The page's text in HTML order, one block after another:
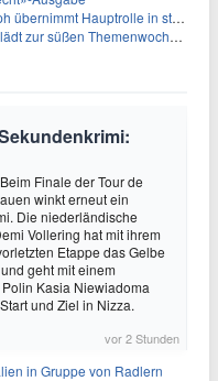
in starbesetzter schwarzer Komödie
zur süßen Themenwoche ein
Finale der Tour de
winkt erneut ein
Die niederländische
Vollering hat mit ihrem
Etappe das Gelbe
geht mit einem
Kasia Niewiadoma
und Ziel in Nizza.
vor 2 Stunden
in Gruppe von Radlern